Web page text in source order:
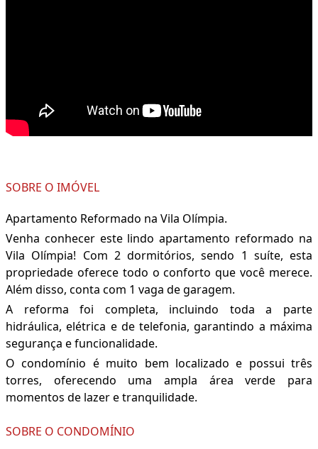
SOBRE O IMÓVEL
Apartamento Reformado na Vila Olímpia.
Venha conhecer este lindo apartamento reformado na
Vila Olímpia! Com 2 dormitórios, sendo 1 suíte, esta
propriedade oferece todo o conforto que você merece.
Além disso, conta com 1 vaga de garagem.
A reforma foi completa, incluindo toda a parte
hidráulica, elétrica e de telefonia, garantindo a máxima
segurança e funcionalidade.
O condomínio é muito bem localizado e possui três
torres, oferecendo uma ampla área verde para
momentos de lazer e tranquilidade.
SOBRE O CONDOMÍNIO